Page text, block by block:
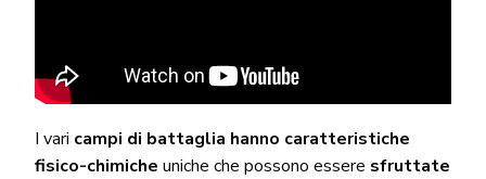
I vari campi di battaglia hanno caratteristiche
fisico-chimiche uniche che possono essere sfruttate